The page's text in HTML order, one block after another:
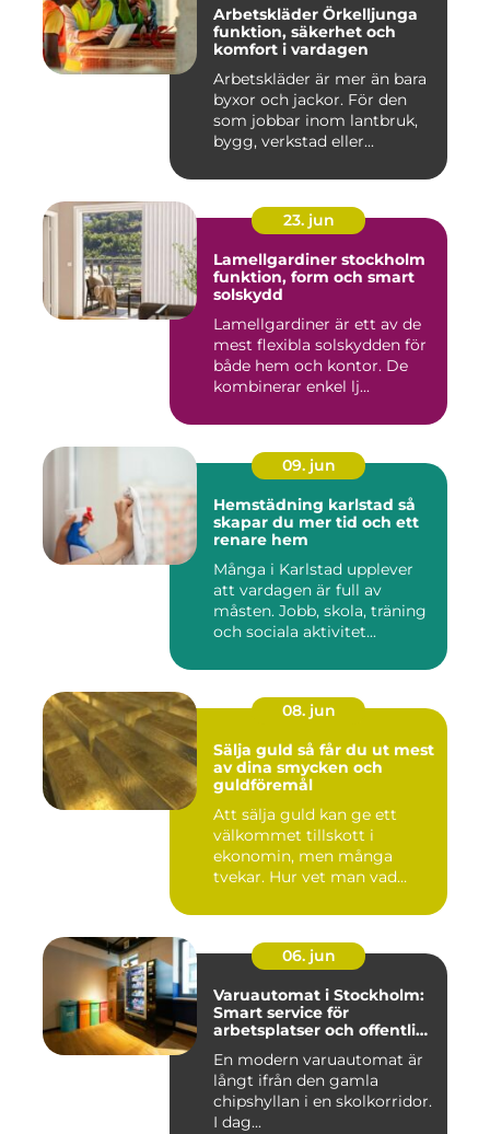
Arbetskläder Örkelljunga
funktion, säkerhet och
komfort i vardagen
Arbetskläder är mer än bara
byxor och jackor. För den
som jobbar inom lantbruk,
bygg, verkstad eller...
23. jun
Lamellgardiner stockholm
funktion, form och smart
solskydd
Lamellgardiner är ett av de
mest flexibla solskydden för
både hem och kontor. De
kombinerar enkel lj...
09. jun
Hemstädning karlstad så
skapar du mer tid och ett
renare hem
Många i Karlstad upplever
att vardagen är full av
måsten. Jobb, skola, träning
och sociala aktivitet...
08. jun
Sälja guld så får du ut mest
av dina smycken och
guldföremål
Att sälja guld kan ge ett
välkommet tillskott i
ekonomin, men många
tvekar. Hur vet man vad
06. jun
Varuautomat i Stockholm:
Smart service för
arbetsplatser och offentliga
En modern varuautomat är
långt ifrån den gamla
chipshyllan i en skolkorridor.
I dag...